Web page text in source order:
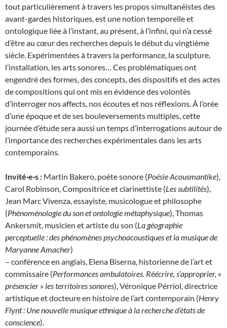
tout particulièrement à travers les propos simultanéistes des
avant-gardes historiques, est une notion temporelle et
ontologique liée à l’instant, au présent, à l’infini, qui n’a cessé
d’être au cœur des recherches depuis le début du vingtième
siècle. Expérimentées à travers la performance, la sculpture,
l’installation, les arts sonores… Ces problématiques ont
engendré des formes, des concepts, des dispositifs et des actes
de compositions qui ont mis en évidence des volontés
d’interroger nos affects, nos écoutes et nos réflexions. À l’orée
d’une époque et de ses bouleversements multiples, cette
journée d’étude sera aussi un temps d’interrogations autour de
l’importance des recherches expérimentales dans les arts
contemporains.
Invité·e·s : Martin Bakero, poète sonore (Poésie Acousmantike),
Carol Robinson, Compositrice et clarinettiste (Les subtilités),
Jean Marc Vivenza, essayiste, musicologue et philosophe
(Phénoménologie du son et ontologie métaphysique), Thomas
Ankersmit, musicien et artiste du son (La géographie
perceptuelle : des phénomènes psychoacoustiques et la musique de
Maryanne Amacher)
– conférence en anglais, Elena Biserna, historienne de l’art et
commissaire (Performances ambulatoires. Réécrire, s’approprier, «
présencier » les territoires sonores), Véronique Pérriol, directrice
artistique et docteure en histoire de l’art contemporain (Henry
Flynt : Une nouvelle musique ethnique à la recherche d’états de
conscience).